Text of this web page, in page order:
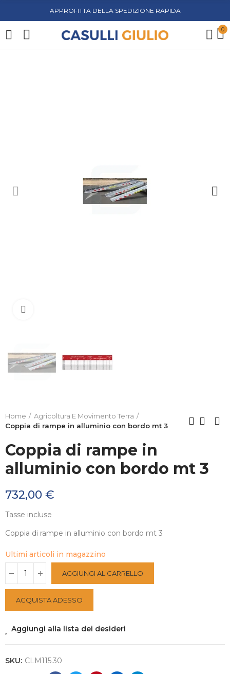
APPROFITTA DELLA SPEDIZIONE RAPIDA
0
Home
Agricoltura E Movimento Terra
Coppia di rampe in alluminio con bordo mt 3
Coppia di rampe in
alluminio con bordo mt 3
732,00 €
Tasse incluse
Coppia di rampe in alluminio con bordo mt 3
Ultimi articoli in magazzino
AGGIUNGI AL CARRELLO
ACQUISTA ADESSO
Aggiungi alla lista dei desideri
SKU: CLM115.30